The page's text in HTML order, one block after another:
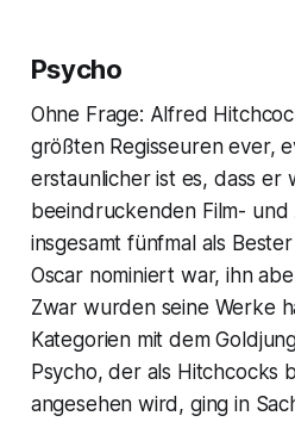
Psycho
Ohne Frage: Alfred
größten Regisseuren ever,
erstaunlicher ist es, dass er
beeindruckenden Film-
insgesamt fünfmal als
Oscarnominiert war, ihn
Zwar wurden seine Werke
Kategorien mit dem
Psycho, der als Hitchcocks
angesehen wird, ging in